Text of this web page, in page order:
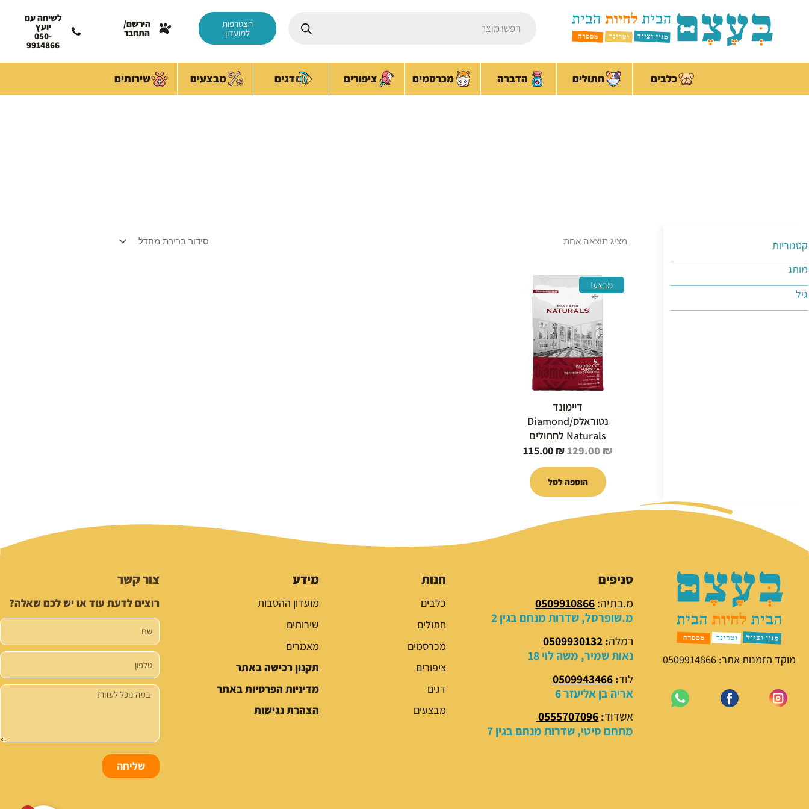
הצטרפות
למועדון
הירשם/
התחבר
לשיחה עם
יועץ
050-
9914866
כלבים חתולים הדברה מכרסמים ציפורים דגים מבצעים שירותים
קטגוריות
מותג
גיל
מציג תוצאה אחת
מבצע!
דיימונד
נטוראלס/Diamond
Naturals לחתולים
129.00₪
המקורי
היה:
129.00 ₪.
115.00 ₪
הוספה לסל
מוקד הזמנות אתר: 0509914866
סניפים
מ.בתיה:0509910866
מ.שופרסל, שדרות מנחם בגין 2
רמלה:
0509930132
נאות שמיר, משה לוי 18
לוד:
0509943466
אריה בן אליעזר 6
אשדוד:
0555707096
מתחם סיטי, שדרות מנחם בגין 7
חנות
כלבים
חתולים
מכרסמים
ציפורים
דגים
מבצעים
מידע
מועדון ההטבות
שירותים
מאמרים
תקנון רכישה באתר
מדיניות הפרטיות באתר
הצהרת נגישות
צור קשר
רוצים לדעת עוד או יש לכם שאלה?
שם
טלפון
הודעה
שליחה